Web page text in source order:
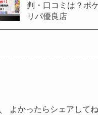
判・口コミは？ポ
リパ優良店
よかったらシェアしてね